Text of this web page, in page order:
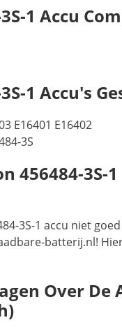
1 Accu
1 Accu's
E16401 E16402
3S
456484-3S-
3S-1 accu niet
batterij.nl!
Over De